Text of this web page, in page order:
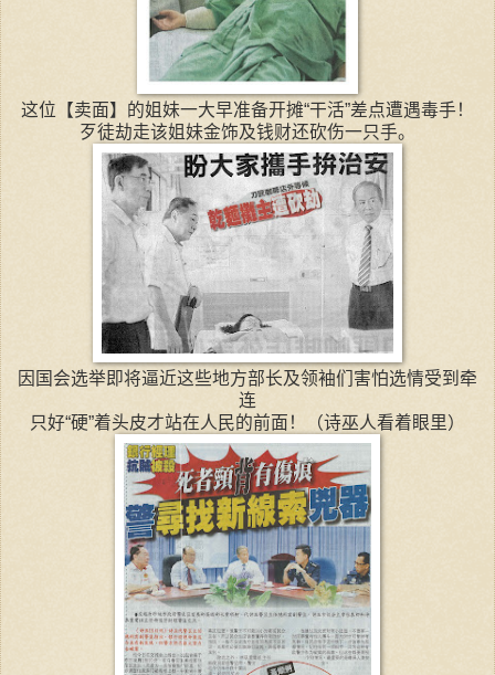
这位【卖面】的姐妹一大早准备开摊“干活”差点遭遇毒手！
歹徒劫走该姐妹金饰及钱财还砍伤一只手。
因国会选举即将逼近这些地方部长及领袖们害怕选情受到牵
连
只好“硬”着头皮才站在人民的前面！（诗巫人看着眼里）